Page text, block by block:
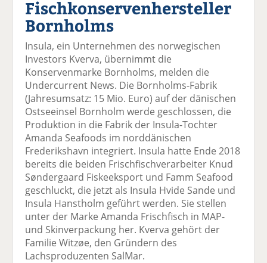
el
a
F
ac
e
b
o
o
k
te
il
e
n
el
t
tt
n
el
a
Li
k
e
di
n
te
e
n
el
p
E
v
er
d
e
n
el
Fischkonservenhersteller
Bornholms
Insula, ein Unternehmen des norwegischen
Investors Kverva, übernimmt die
Konservenmarke Bornholms, melden die
Undercurrent News. Die Bornholms-Fabrik
(Jahresumsatz: 15 Mio. Euro) auf der dänischen
Ostseeinsel Bornholm werde geschlossen, die
Produktion in die Fabrik der Insula-Tochter
Amanda Seafoods im norddänischen
Frederikshavn integriert. Insula hatte Ende 2018
bereits die beiden Frischfischverarbeiter Knud
Søndergaard Fiskeeksport und Famm Seafood
geschluckt, die jetzt als Insula Hvide Sande und
Insula Hanstholm geführt werden. Sie stellen
unter der Marke Amanda Frischfisch in MAP-
und Skinverpackung her. Kverva gehört der
Familie Witzøe, den Gründern des
Lachsproduzenten SalMar.